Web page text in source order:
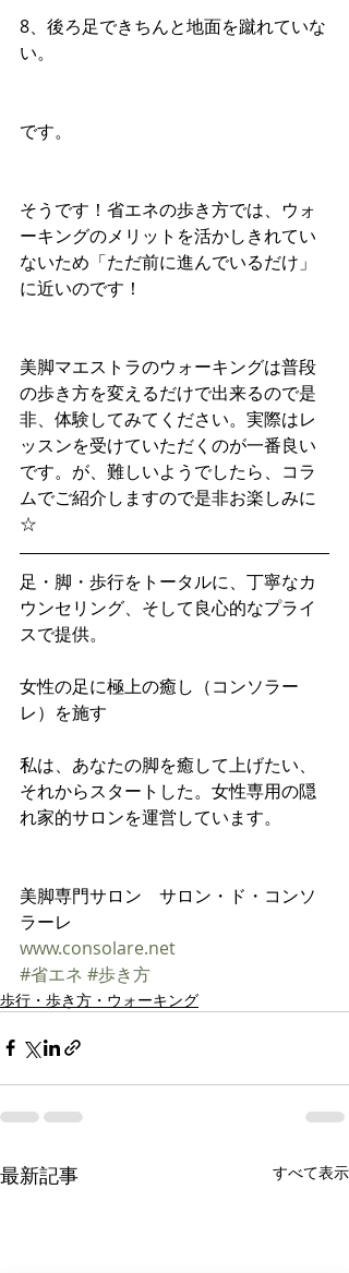
8、後ろ足できちんと地面を蹴れていな
い。
です。
そうです！省エネの歩き方では、ウォ
ーキングのメリットを活かしきれてい
ないため「ただ前に進んでいるだけ」
に近いのです！
美脚マエストラのウォーキングは普段
の歩き方を変えるだけで出来るので是
非、体験してみてください。実際はレ
ッスンを受けていただくのが一番良い
です。が、難しいようでしたら、コラ
ムでご紹介しますので是非お楽しみに
☆
足・脚・歩行をトータルに、丁寧なカ
ウンセリング、そして良心的なプライ
スで提供。
女性の足に極上の癒し（コンソラー
レ）を施す
私は、あなたの脚を癒して上げたい、
それからスタートした。女性専用の隠
れ家的サロンを運営しています。
美脚専門サロン　サロン・ド・コンソ
ラーレ
www.consolare.net
#省エネ #歩き方
歩行・歩き方・ウォーキング
最新記事 すべて表示